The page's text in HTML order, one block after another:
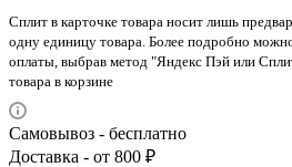
Сплит в карточке товара носит лишь
одну единицу товара. Более подробно
оплаты, выбрав метод "Яндекс Пэй или
товара в корзине
Самовывоз - бесплатно
Доставка - от 800 ₽